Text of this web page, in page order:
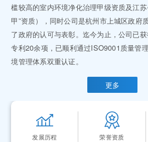
槛较高的室内环境净化治理甲级资质及江
甲”资质），同时公司是杭州市上城区政府
了政府的认可与表彰。迄今为止，公司已
专利20余项，已顺利通过ISO9001质量管
境管理体系双重认证。
更多
发展历程 荣誉资质